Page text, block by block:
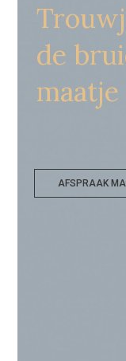
de
AFSPRAAK